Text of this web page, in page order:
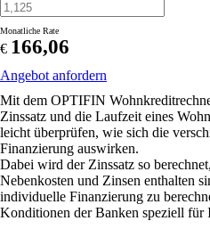
Monatliche Rate
€ 166,06
Angebot anfordern
Mit dem OPTIFIN
Zinssatz und die Laufzeit eines
leicht überprüfen, wie sich die
Finanzierung auswirken.
Dabei wird der Zinssatz so
Nebenkosten und Zinsen enthalten
individuelle Finanzierung zu
Konditionen der Banken speziell für